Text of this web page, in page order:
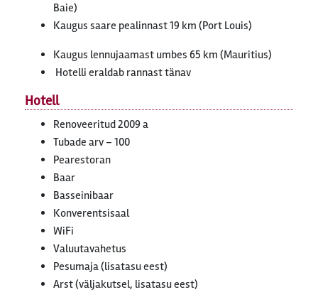
Baie)
Kaugus saare pealinnast 19 km (Port Louis)
Kaugus lennujaamast umbes 65 km (Mauritius)
Hotelli eraldab rannast tänav
Hotell
Renoveeritud 2009 a
Tubade arv – 100
Pearestoran
Baar
Basseinibaar
Konverentsisaal
WiFi
Valuutavahetus
Pesumaja (lisatasu eest)
Arst (väljakutsel, lisatasu eest)